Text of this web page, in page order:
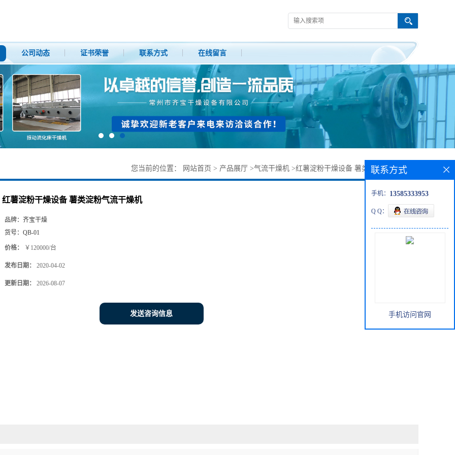
公司动态 证书荣誉 联系方式 在线留言
您当前的位置： 网站首页 > 产品展厅 >气流干燥机 >红薯淀粉干燥设备 薯类淀粉气流干燥机
红薯淀粉干燥设备 薯类淀粉气流干燥机
品牌： 齐宝干燥
货号： QB-01
价格： ￥120000/台
发布日期： 2020-04-02
更新日期： 2026-08-07
发送咨询信息
联系方式
手机： 13585333953
Q Q：
手机访问官网